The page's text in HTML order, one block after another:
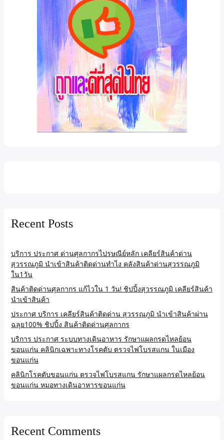
Recent Posts
บริการ ประกาศ ด่านศุลกากรไปรษณีย์หลัก เคลียร์สินค้าด่าน
สุวรรณภูมิ นำเข้าสินค้าติดด่านทำไง คลังสินค้าด่านสุวรรณภูมิ
ใน1วัน
สินค้าติดด่านศุลกากร แก้ไวใน 1 วัน! ชิปปิ้งสุวรรณภูมิ เคลียร์สินค้า
นำเข้าสินค้า
ประกาศ บริการ เคลียร์สินค้าติดด่าน สุวรรณภูมิ นำเข้าสินค้าผ่าน
ฉลุย100% ชิปปิ้ง สินค้าติดด่านศุลกากร
บริการ ประกาศ ระบบทางเดินอาหาร รักษาแผลกรดไหลย้อน
ขอนแก่น คลินิกเฉพาะทางโรคตับ ตรวจไฟโบรสแกน ในเมือง
ขอนแก่น
คลินิกโรคตับขอนแก่น ตรวจไฟโบรสแกน รักษาแผลกรดไหลย้อน
ขอนแก่น หมอทางเดินอาหารขอนแก่น
Recent Comments